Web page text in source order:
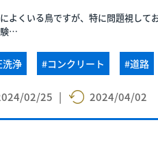
よくいる鳥ですが、特に問題視して
験…
洗浄 #コンクリート #道路
02/25 | 2024/04/02